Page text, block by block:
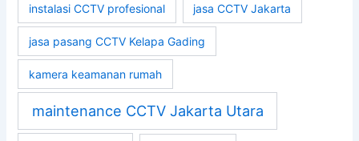
instalasi CCTV profesional jasa CCTV Jakarta
jasa pasang CCTV Kelapa Gading
kamera keamanan rumah
maintenance CCTV Jakarta Utara